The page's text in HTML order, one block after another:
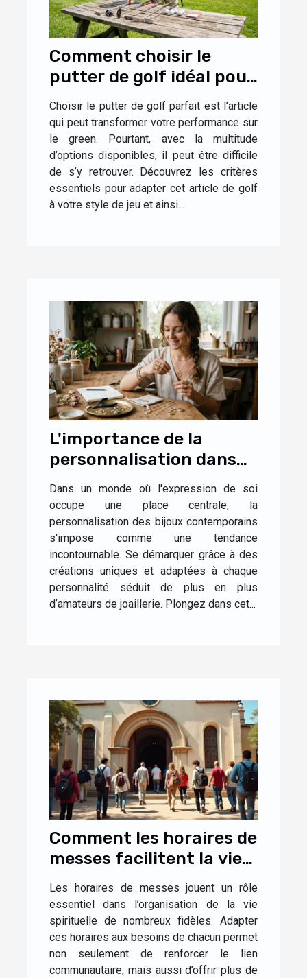
Comment choisir le
putter de golf idéal pour
votre style de jeu ?
Choisir le putter de golf parfait est l’article
qui peut transformer votre performance sur
le green. Pourtant, avec la multitude
d’options disponibles, il peut être difficile
de s’y retrouver. Découvrez les critères
essentiels pour adapter cet article de golf
à votre style de jeu et ainsi...
L'importance de la
personnalisation dans
les bijoux
contemporains
Dans un monde où l'expression de soi
occupe une place centrale, la
personnalisation des bijoux contemporains
s'impose comme une tendance
incontournable. Se démarquer grâce à des
créations uniques et adaptées à chaque
personnalité séduit de plus en plus
d’amateurs de joaillerie. Plongez dans cet...
Comment les horaires de
messes facilitent la vie
des fidèles ?
Les horaires de messes jouent un rôle
essentiel dans l’organisation de la vie
spirituelle de nombreux fidèles. Adapter
ces horaires aux besoins de chacun permet
non seulement de renforcer le lien
communautaire, mais aussi d’offrir plus de